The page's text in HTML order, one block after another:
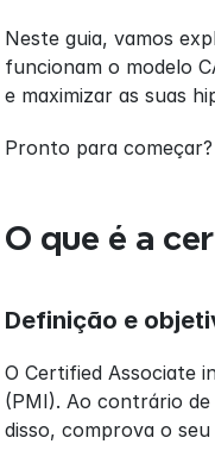
Neste guia, vamos
funcionam o modelo
e maximizar as suas
Pronto para
O que é a
Definição e
O Certified Associate
(PMI). Ao contrário de
disso, comprova o